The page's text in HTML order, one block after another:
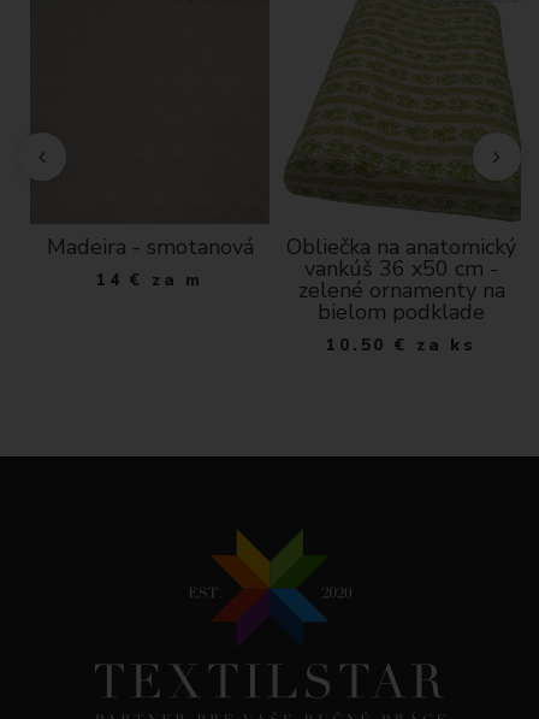
Madeira - smotanová
14 € za m
Obliečka na anatomický
vankúš 36 x50 cm -
zelené ornamenty na
bielom podklade
10.50 € za ks